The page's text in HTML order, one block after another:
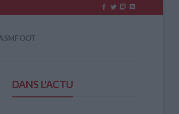
DANS L'ACTU